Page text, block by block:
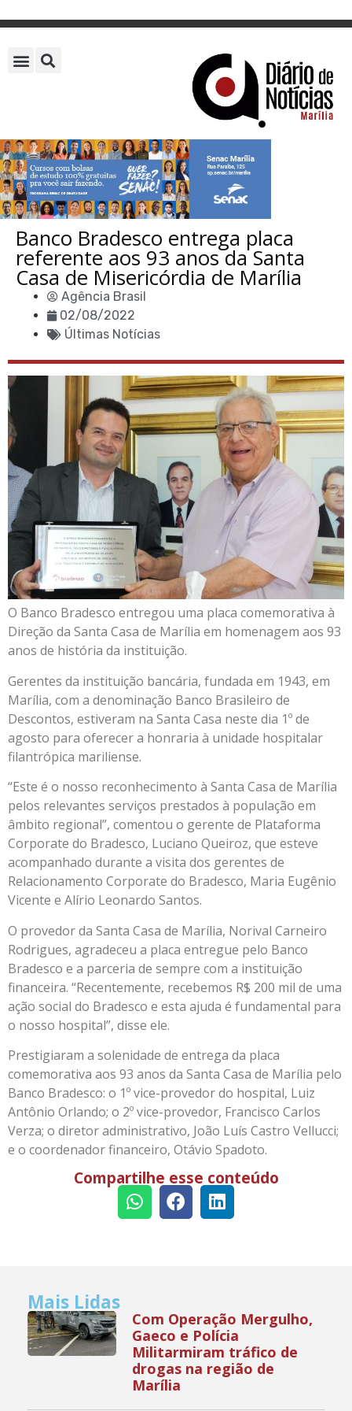
Banco Bradesco entrega placa
referente aos 93 anos da Santa
Casa de Misericórdia de Marília
Agência Brasil
02/08/2022
Últimas Notícias
O Banco Bradesco entregou uma placa comemorativa à
Direção da Santa Casa de Marília em homenagem aos 93
anos de história da instituição.
Gerentes da instituição bancária, fundada em 1943, em
Marília, com a denominação Banco Brasileiro de
Descontos, estiveram na Santa Casa neste dia 1º de
agosto para oferecer a honraria à unidade hospitalar
filantrópica mariliense.
“Este é o nosso reconhecimento à Santa Casa de Marília
pelos relevantes serviços prestados à população em
âmbito regional”, comentou o gerente de Plataforma
Corporate do Bradesco, Luciano Queiroz, que esteve
acompanhado durante a visita dos gerentes de
Relacionamento Corporate do Bradesco, Maria Eugênio
Vicente e Alírio Leonardo Santos.
O provedor da Santa Casa de Marília, Norival Carneiro
Rodrigues, agradeceu a placa entregue pelo Banco
Bradesco e a parceria de sempre com a instituição
financeira. “Recentemente, recebemos R$ 200 mil de uma
ação social do Bradesco e esta ajuda é fundamental para
o nosso hospital”, disse ele.
Prestigiaram a solenidade de entrega da placa
comemorativa aos 93 anos da Santa Casa de Marília pelo
Banco Bradesco: o 1º vice-provedor do hospital, Luiz
Antônio Orlando; o 2º vice-provedor, Francisco Carlos
Verza; o diretor administrativo, João Luís Castro Vellucci;
e o coordenador financeiro, Otávio Spadoto.
Compartilhe esse conteúdo
Mais Lidas
Com Operação Mergulho,
Gaeco e Polícia
Militarmiram tráfico de
drogas na região de
Marília